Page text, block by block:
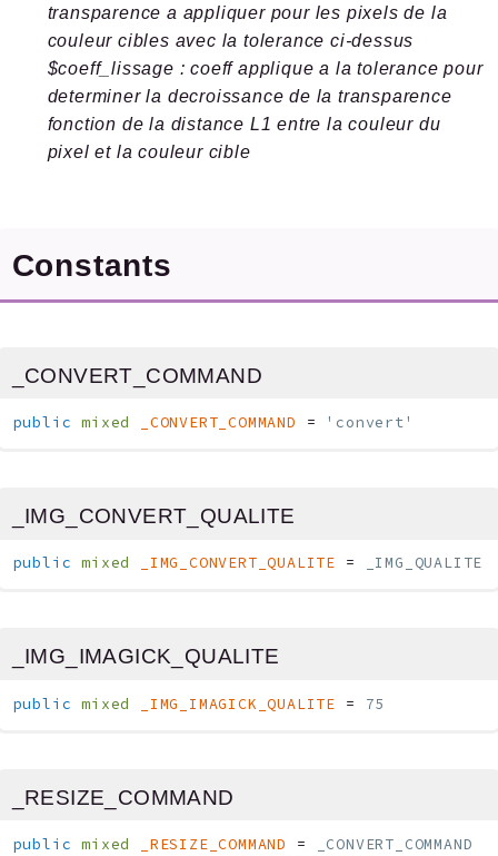
transparence a appliquer pour les pixels de la
couleur cibles avec la tolerance ci-dessus
$coeff_lissage : coeff applique a la tolerance pour
determiner la decroissance de la transparence
fonction de la distance L1 entre la couleur du
pixel et la couleur cible
Constants
_CONVERT_COMMAND
public mixed _CONVERT_COMMAND = 'convert'
_IMG_CONVERT_QUALITE
public mixed _IMG_CONVERT_QUALITE = _IMG_QUALITE
_IMG_IMAGICK_QUALITE
public mixed _IMG_IMAGICK_QUALITE = 75
_RESIZE_COMMAND
public mixed _RESIZE_COMMAND =
_CONVERT_COMMAND